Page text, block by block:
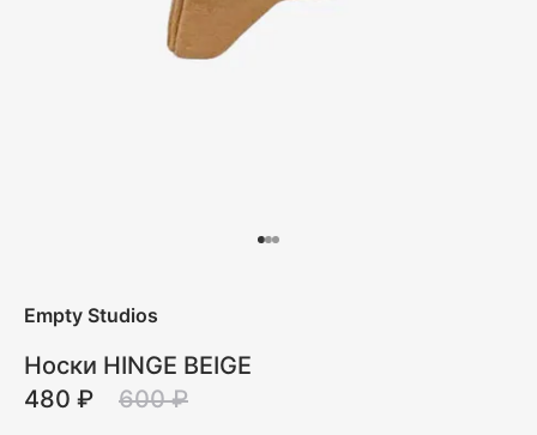
Empty Studios
Носки HINGE BEIGE
480 ₽
600 ₽